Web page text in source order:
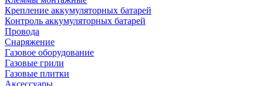
Крепление аккумуляторных батарей
Контроль аккумуляторных батарей
Провода
Снаряжение
Газовое оборудование
Газовые грили
Газовые плитки
Аксессуары